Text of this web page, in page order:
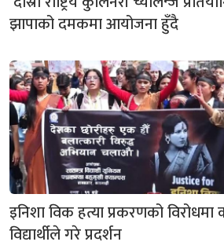
झापाको दमकमा आयोजना हुँदै
इनिशा विक हत्या प्रकरणको विरोधमा
विद्यार्थीले गरे प्रदर्शन